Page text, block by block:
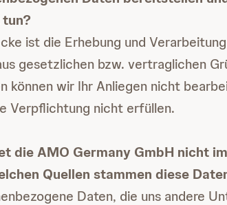
ist die Erhebung und
gesetzlichen bzw. vertraglichen
können wir Ihr Anliegen nicht
Verpflichtung nicht erfüllen.
die AMO Germany GmbH nicht
Quellen stammen diese
Daten, die uns andere